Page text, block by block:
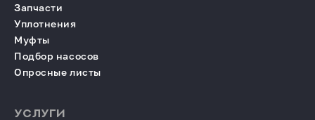
Запчасти
Уплотнения
Муфты
Подбор насосов
Опросные листы
УСЛУГИ